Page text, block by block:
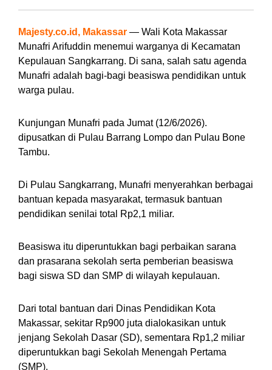
Majesty.co.id, Makassar — Wali Kota Makassar
Munafri Arifuddin menemui warganya di Kecamatan
Kepulauan Sangkarrang. Di sana, salah satu agenda
Munafri adalah bagi-bagi beasiswa pendidikan untuk
warga pulau.
Kunjungan Munafri pada Jumat (12/6/2026).
dipusatkan di Pulau Barrang Lompo dan Pulau Bone
Tambu.
Di Pulau Sangkarrang, Munafri menyerahkan berbagai
bantuan kepada masyarakat, termasuk bantuan
pendidikan senilai total Rp2,1 miliar.
Beasiswa itu diperuntukkan bagi perbaikan sarana
dan prasarana sekolah serta pemberian beasiswa
bagi siswa SD dan SMP di wilayah kepulauan.
Dari total bantuan dari Dinas Pendidikan Kota
Makassar, sekitar Rp900 juta dialokasikan untuk
jenjang Sekolah Dasar (SD), sementara Rp1,2 miliar
diperuntukkan bagi Sekolah Menengah Pertama
(SMP).